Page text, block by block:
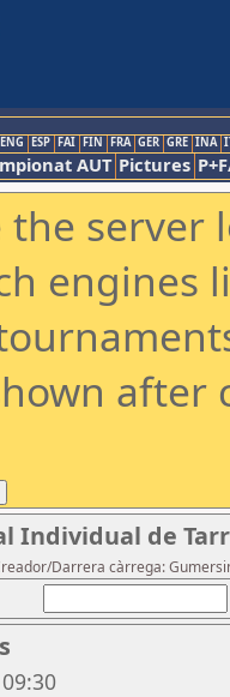
ENG ESP FAI FIN FRA GER GRE INA
AUT Pictures
the
engines
de
Darrera càrrega: